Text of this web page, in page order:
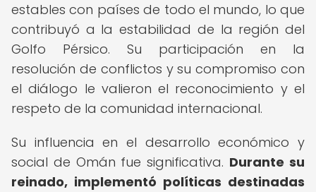
estables con países de todo el mundo, lo que
contribuyó a la estabilidad de la región del
Golfo Pérsico. Su participación en la
resolución de conflictos y su compromiso con
el diálogo le valieron el reconocimiento y el
respeto de la comunidad internacional.
Su influencia en el desarrollo económico y
social de Omán fue significativa. Durante su
reinado, implementó políticas destinadas